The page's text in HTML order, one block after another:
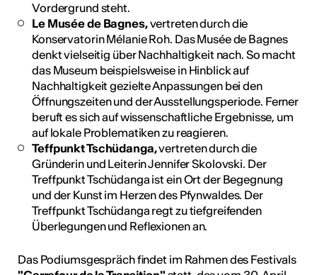
Vordergrund steht.
Le Musée de Bagnes,vertreten durch die
Konservatorin Mélanie Roh. Das Musée de Bagnes
denkt vielseitig über Nachhaltigkeit nach. So macht
das Museum beispielsweise in Hinblick auf
Nachhaltigkeit gezielte Anpassungen bei den
Öffnungszeiten und der Ausstellungsperiode. Ferner
beruft es sich auf wissenschaftliche Ergebnisse, um
auf lokale Problematiken zu reagieren.
Teffpunkt Tschüdanga,vertreten durch die
Gründerin und Leiterin Jennifer Skolovski. Der
Treffpunkt Tschüdanga ist ein Ort der Begegnung
und der Kunst im Herzen des Pfynwaldes. Der
Treffpunkt Tschüdanga regt zu tiefgreifenden
Überlegungen und Reflexionen an.
Das Podiumsgespräch findet im Rahmen des Festivals